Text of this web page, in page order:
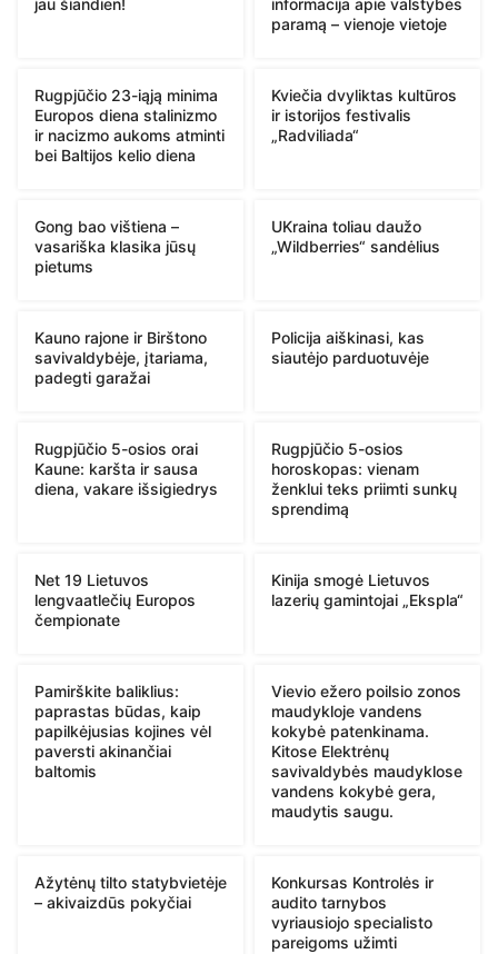
paramą – vienoje vietoje
Rugpjūčio 23-iąją minima
Europos diena stalinizmo
ir nacizmo aukoms atminti
bei Baltijos kelio diena
Kviečia dvyliktas kultūros
ir istorijos festivalis
„Radviliada“
Gong bao vištiena –
vasariška klasika jūsų
pietums
UKraina toliau daužo
„Wildberries“ sandėlius
Kauno rajone ir Birštono
savivaldybėje, įtariama,
padegti garažai
Policija aiškinasi, kas
siautėjo parduotuvėje
Rugpjūčio 5-osios orai
Kaune: karšta ir sausa
diena, vakare išsigiedrys
Rugpjūčio 5-osios
horoskopas: vienam
ženklui teks priimti sunkų
sprendimą
Net 19 Lietuvos
lengvaatlečių Europos
čempionate
Kinija smogė Lietuvos
lazerių gamintojai „Ekspla“
Pamirškite baliklius:
paprastas būdas, kaip
papilkėjusias kojines vėl
paversti akinančiai
baltomis
Vievio ežero poilsio zonos
maudykloje vandens
kokybė patenkinama.
Kitose Elektrėnų
savivaldybės maudyklose
vandens kokybė gera,
maudytis saugu.
Ažytėnų tilto statybvietėje
– akivaizdūs pokyčiai
Konkursas Kontrolės ir
audito tarnybos
vyriausiojo specialisto
pareigoms užimti